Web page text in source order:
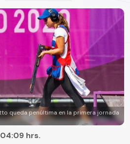
queda penúltima en la primera jornada
hrs.